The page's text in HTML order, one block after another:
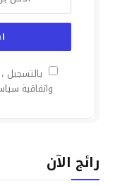
بالتسجيل
واتفاقية
رائج الآن